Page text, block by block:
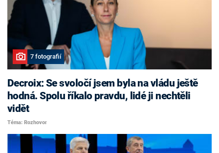
7 fotografií
Decroix: Se svoločí jsem byla na vládu ještě
hodná. Spolu říkalo pravdu, lidé ji nechtěli
vidět
Téma: Rozhovor